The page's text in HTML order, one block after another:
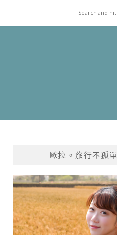
歐拉。旅行不孤單